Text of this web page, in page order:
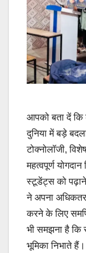
आपको बता दें कि
दुनिया में बड़े
टोक्नोलॉजी,
महत्वपूर्ण
स्टूडेंट्स को
ने अपना अधिकतर
करने के लिए
भी समझना है कि
भूमिका निभाते